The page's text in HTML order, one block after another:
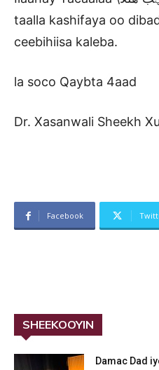
taalla kashifaya oo
ceebihiisa kaleba.
la soco Qaybta 4aad
Dr. Xasanwali Sheekh
Facebook
SHEEKOOYIN
Damac Dad